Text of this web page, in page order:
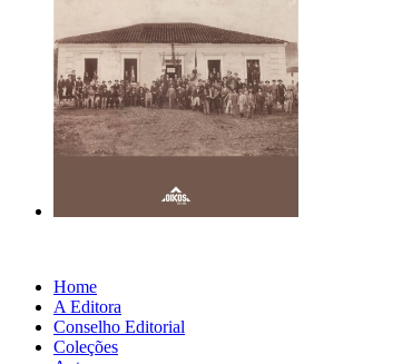
Home
A Editora
Conselho Editorial
Coleções